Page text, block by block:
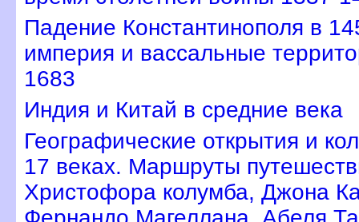
Падение Константинополя в
империя и вассальные
1683
Индия и Китай в средние века
Географические открытия и
17 веках. Маршруты
Христофора колумба, Джона